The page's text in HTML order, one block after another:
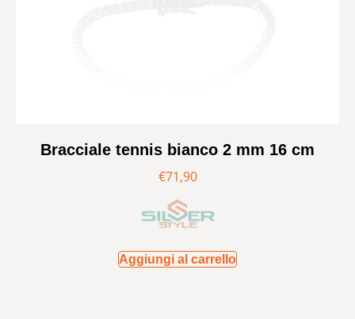
Bracciale tennis bianco 2 mm 16 cm
€71,90
Aggiungi al carrello